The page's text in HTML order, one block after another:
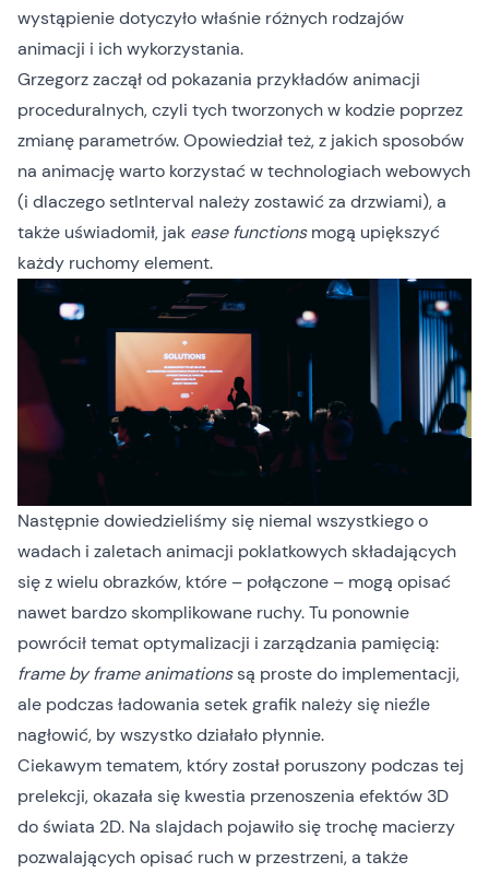
wystąpienie dotyczyło właśnie różnych rodzajów
animacji i ich wykorzystania.
Grzegorz zaczął od pokazania przykładów animacji
proceduralnych, czyli tych tworzonych w kodzie poprzez
zmianę parametrów. Opowiedział też, z jakich sposobów
na animację warto korzystać w technologiach webowych
(i dlaczego setInterval należy zostawić za drzwiami), a
także uświadomił, jak ease functionsmogą upiększyć
każdy ruchomy element.
Następnie dowiedzieliśmy się niemal wszystkiego o
wadach i zaletach animacji poklatkowych składających
się z wielu obrazków, które – połączone – mogą opisać
nawet bardzo skomplikowane ruchy. Tu ponownie
powrócił temat optymalizacji i zarządzania pamięcią:
frame by frame animationssą proste do implementacji,
ale podczas ładowania setek grafik należy się nieźle
nagłowić, by wszystko działało płynnie.
Ciekawym tematem, który został poruszony podczas tej
prelekcji, okazała się kwestia przenoszenia efektów 3D
do świata 2D. Na slajdach pojawiło się trochę macierzy
pozwalających opisać ruch w przestrzeni, a także